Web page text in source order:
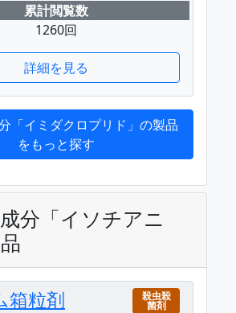
累計閲覧数
1260回
詳細を見る
「イミダクロプリド」の製品
をもっと探す
分「イソチアニ
箱粒剤 殺虫殺
菌剤